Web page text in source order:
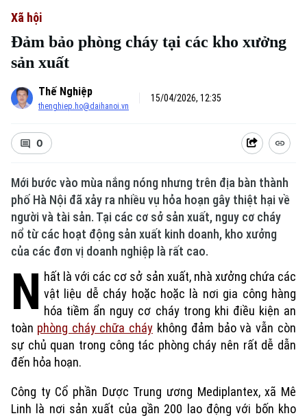
Xã hội
Đảm bảo phòng cháy tại các kho xưởng
sản xuất
Thế Nghiệp
thenghiep.ho@daihanoi.vn
15/04/2026, 12:35
0
Mới bước vào mùa nắng nóng nhưng trên địa bàn thành
phố Hà Nội đã xảy ra nhiều vụ hỏa hoạn gây thiệt hại về
người và tài sản. Tại các cơ sở sản xuất, nguy cơ cháy
nổ từ các hoạt động sản xuất kinh doanh, kho xưởng
của các đơn vị doanh nghiệp là rất cao.
N hất là với các cơ sở sản xuất, nhà xưởng chứa các
vật liệu dễ cháy hoặc hoặc là nơi gia công hàng
hóa tiềm ẩn nguy cơ cháy trong khi điều kiện an
toàn phòng cháy chữa cháy không đảm bảo và vẫn còn
sự chủ quan trong công tác phòng cháy nên rất dễ dẫn
đến hỏa hoạn.
Công ty Cổ phần Dược Trung ương Mediplantex, xã Mê
Linh là nơi sản xuất của gần 200 lao động với bốn kho